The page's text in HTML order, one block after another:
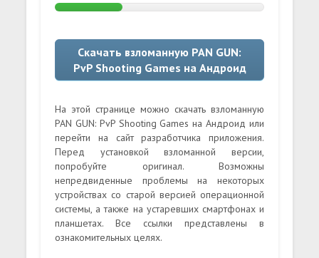
Скачать взломанную PAN GUN:
PvP Shooting Games на Андроид
На этой странице можно скачать взломанную
PAN GUN: PvP Shooting Games на Андроид или
перейти на сайт разработчика приложения.
Перед установкой взломанной версии,
попробуйте оригинал. Возможны
непредвиденные проблемы на некоторых
устройствах со старой версией операционной
системы, а также на устаревших смартфонах и
планшетах. Все ссылки представлены в
ознакомительных целях.